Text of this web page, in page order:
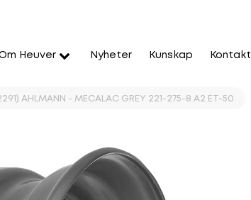
Heuver Nyheter Kunskap Kontakt
AHLMANN - MECALAC GREY 221-275-8 A2 ET-50